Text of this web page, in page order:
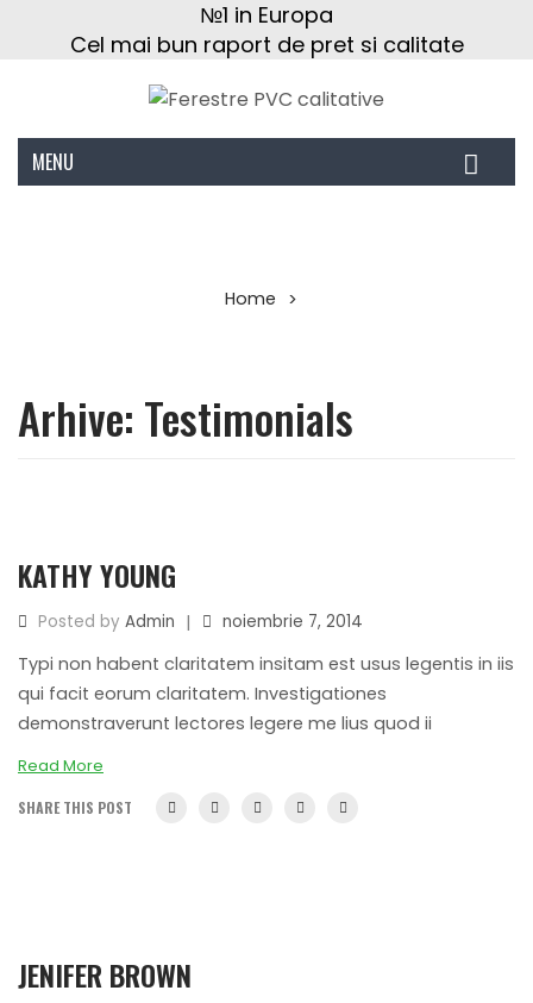
№1 in Europa
Cel mai bun raport de pret si calitate
MENU
Home >
Arhive: Testimonials
KATHY YOUNG
Posted by Admin | noiembrie 7, 2014
Typi non habent claritatem insitam est usus legentis in iis
qui facit eorum claritatem. Investigationes
demonstraverunt lectores legere me lius quod ii
Read More
SHARE THIS POST
JENIFER BROWN